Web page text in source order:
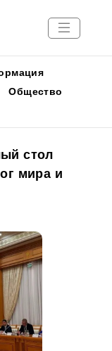
Общество
стол
мира и